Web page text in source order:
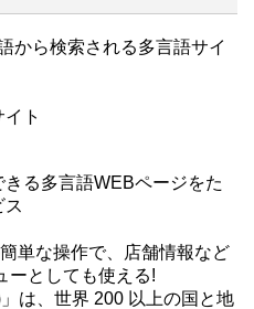
から検索される多言語サイ
ト
る多言語WEBページをた
ス
単な操作で、店舗情報など
ーとしても使える!
は、世界 200 以上の国と地